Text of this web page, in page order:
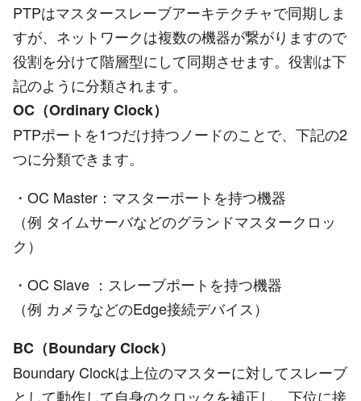
PTPはマスタースレーブアーキテクチャで同期しま
すが、ネットワークは複数の機器が繋がりますので
役割を分けて階層型にして同期させます。役割は下
記のように分類されます。
OC（Ordinary Clock）
PTPポートを1つだけ持つノードのことで、下記の2
つに分類できます。
・OC Master：マスターポートを持つ機器
（例 タイムサーバなどのグランドマスタークロッ
ク）
・OC Slave ：スレーブポートを持つ機器
（例 カメラなどのEdge接続デバイス）
BC（Boundary Clock）
Boundary Clockは上位のマスターに対してスレーブ
として動作して自身のクロックを補正し、下位に接